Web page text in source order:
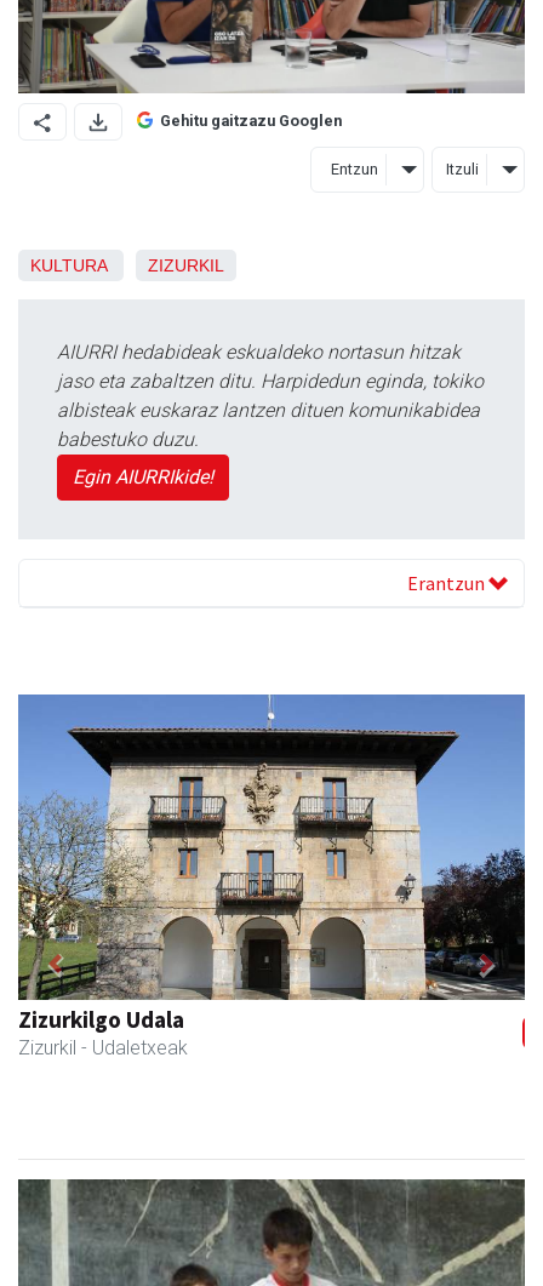
Gehitu gaitzazu Googlen
Entzun Itzuli
KULTURA ZIZURKIL
AIURRI hedabideak eskualdeko nortasun hitzak
jaso eta zabaltzen ditu. Harpidedun eginda, tokiko
albisteak euskaraz lantzen dituen komunikabidea
babestuko duzu.
Egin AIURRIkide!
Erantzun
Previous